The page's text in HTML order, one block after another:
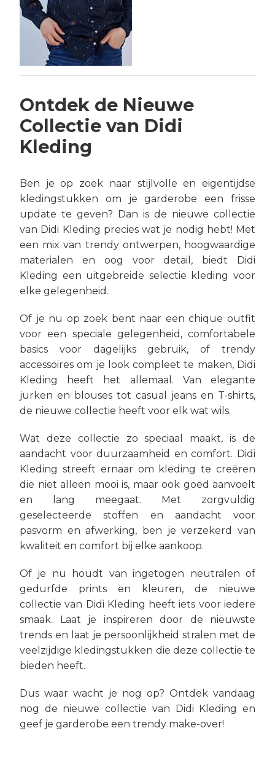
Ontdek de Nieuwe
Collectie van Didi
Kleding
Ben je op zoek naar stijlvolle en eigentijdse
kledingstukken om je garderobe een frisse
update te geven? Dan is de nieuwe collectie
van Didi Kleding precies wat je nodig hebt! Met
een mix van trendy ontwerpen, hoogwaardige
materialen en oog voor detail, biedt Didi
Kleding een uitgebreide selectie kleding voor
elke gelegenheid.
Of je nu op zoek bent naar een chique outfit
voor een speciale gelegenheid, comfortabele
basics voor dagelijks gebruik, of trendy
accessoires om je look compleet te maken, Didi
Kleding heeft het allemaal. Van elegante
jurken en blouses tot casual jeans en T-shirts,
de nieuwe collectie heeft voor elk wat wils.
Wat deze collectie zo speciaal maakt, is de
aandacht voor duurzaamheid en comfort. Didi
Kleding streeft ernaar om kleding te creëren
die niet alleen mooi is, maar ook goed aanvoelt
en lang meegaat. Met zorgvuldig
geselecteerde stoffen en aandacht voor
pasvorm en afwerking, ben je verzekerd van
kwaliteit en comfort bij elke aankoop.
Of je nu houdt van ingetogen neutralen of
gedurfde prints en kleuren, de nieuwe
collectie van Didi Kleding heeft iets voor iedere
smaak. Laat je inspireren door de nieuwste
trends en laat je persoonlijkheid stralen met de
veelzijdige kledingstukken die deze collectie te
bieden heeft.
Dus waar wacht je nog op? Ontdek vandaag
nog de nieuwe collectie van Didi Kleding en
geef je garderobe een trendy make-over!